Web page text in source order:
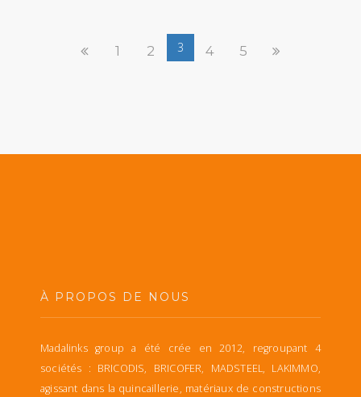
1 2 3 4 5
À PROPOS DE NOUS
Madalinks group a été crée en 2012, regroupant 4
sociétés : BRICODIS, BRICOFER, MADSTEEL, LAKIMMO,
agissant dans la quincaillerie, matériaux de constructions